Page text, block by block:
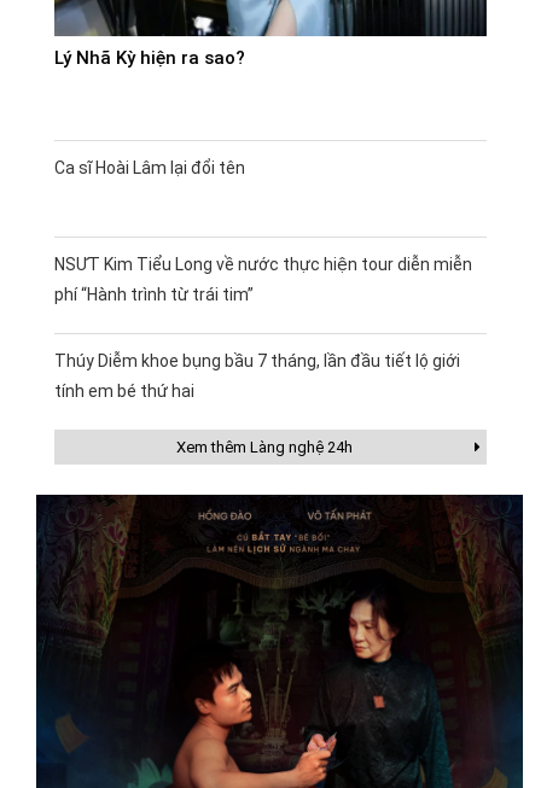
Lý Nhã Kỳ hiện ra sao?
Ca sĩ Hoài Lâm lại đổi tên
NSƯT Kim Tiểu Long về nước thực hiện tour diễn miễn
phí “Hành trình từ trái tim”
Thúy Diễm khoe bụng bầu 7 tháng, lần đầu tiết lộ giới
tính em bé thứ hai
Xem thêm Làng nghệ 24h